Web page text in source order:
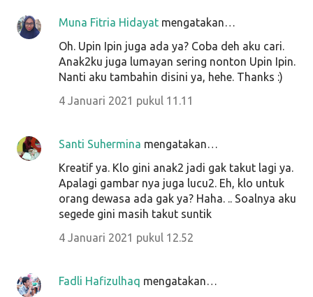
Muna Fitria Hidayat mengatakan…
Oh. Upin Ipin juga ada ya? Coba deh aku cari.
Anak2ku juga lumayan sering nonton Upin Ipin.
Nanti aku tambahin disini ya, hehe. Thanks :)
4 Januari 2021 pukul 11.11
Santi Suhermina mengatakan…
Kreatif ya. Klo gini anak2 jadi gak takut lagi ya.
Apalagi gambar nya juga lucu2. Eh, klo untuk
orang dewasa ada gak ya? Haha. .. Soalnya aku
segede gini masih takut suntik
4 Januari 2021 pukul 12.52
Fadli Hafizulhaq mengatakan…